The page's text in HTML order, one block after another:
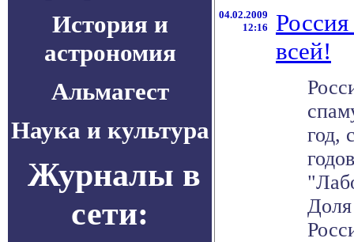
История и
астрономия
Альмагест
Наука и культура
Журналы в
сети:
04.02.2009
12:16
всей!
год,
Доля